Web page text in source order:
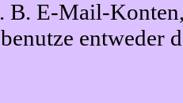
B. E-Mail-